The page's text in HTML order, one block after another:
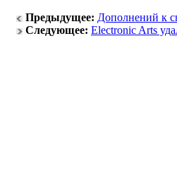
Предыдущее: Дополнений к
Следующее: Electronic Arts